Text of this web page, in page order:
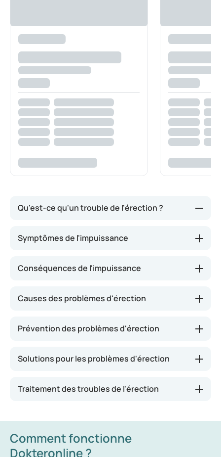
Qu'est-ce qu'un trouble de l'érection ?
Dans le cas d'un trouble de l'érection, le processus
complexe de l'érection est perturbé. Normalement,
des vaisseaux sanguins dans le pénis, permettant
caverneux, rendant ainsi le pénis rigide. Toutefois,
en cas de trouble de l'érection, les vaisseaux
sang s'écoule trop rapidement, ce qui provoque des
Symptômes de l'impuissance
Conséquences de l'impuissance
Causes des problèmes d'érection
Prévention des problèmes d'érection
Solutions pour les problèmes d'érection
Traitement des troubles de l'érection
Comment fonctionne
Dokteronline ?